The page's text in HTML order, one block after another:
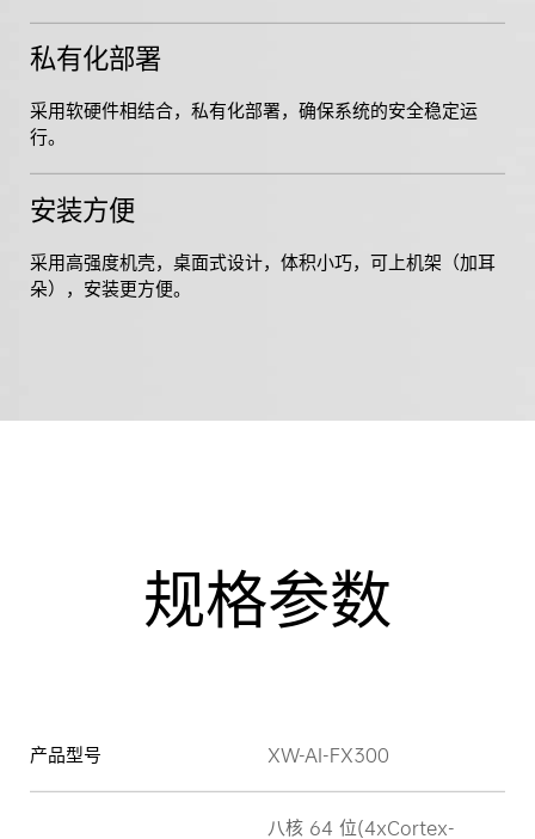
私有化部署
采用软硬件相结合，私有化部署，确保系统的安全稳定运
行。
安装方便
采用高强度机壳，桌面式设计，体积小巧，可上机架（加耳
朵），安装更方便。
规格参数
产品型号 XW-AI-FX300
八核 64 位(4xCortex-